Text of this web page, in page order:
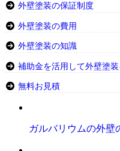
外壁塗装の保証制度
外壁塗装の費用
外壁塗装の知識
補助金を活用して外壁塗
無料お見積
ガルバリウムの外壁